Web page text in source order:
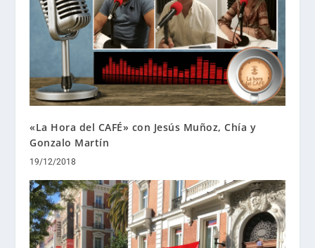
«La Hora del CAFÉ» con Jesús Muñoz, Chía y
Gonzalo Martín
19/12/2018